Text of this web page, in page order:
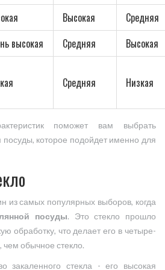
Высокая
Средняя
высокая Средняя
Высокая
Средняя Низкая
поможет вам выбрать
посуды, которое подойдет именно для
из самых популярных выборов, когда
посуды. Это стекло прошло
обработку, что делает его в четыре-
чем обычное стекло.
закаленного стекла - его высокая